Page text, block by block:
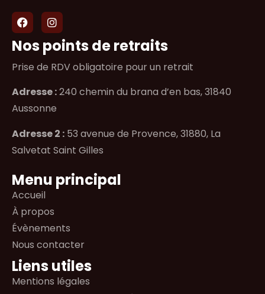
Nos points de retraits
Prise de RDV obligatoire pour un retrait
Adresse :240 chemin du brana d’en bas, 31840
Aussonne
Adresse 2 : 53 avenue de Provence, 31880, La
Salvetat Saint Gilles
Menu principal
Accueil
À propos
Évènements
Nous contacter
Liens utiles
Mentions légales